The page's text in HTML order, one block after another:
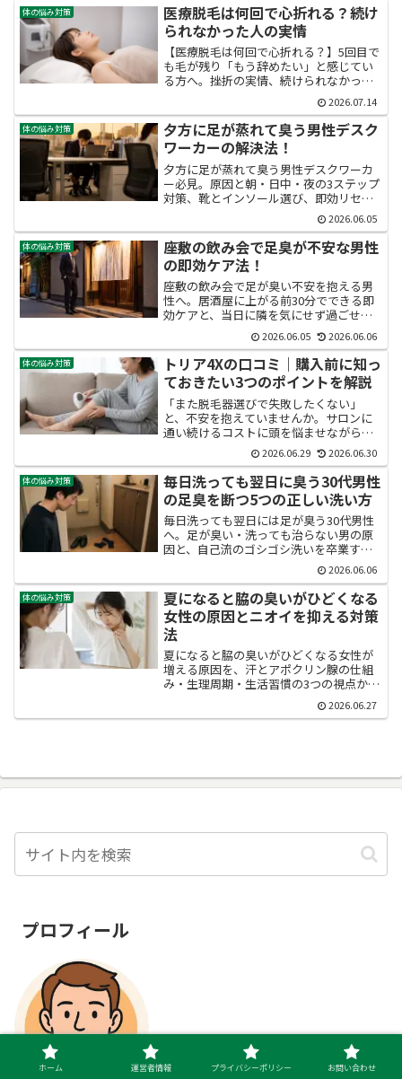
体の悩み対策
医療脱毛は何回で心折れる？続け
られなかった人の実情
【医療脱毛は何回で心折れる？】5回目で
も毛が残り「もう辞めたい」と感じてい
る方へ。挫折の実情、続けられなかった
人の本音、体質による効果差、辞める前
の見直し策までを解説。自分に合う続け
方が見つかる記事です。
2026.07.14
体の悩み対策
夕方に足が蒸れて臭う男性デスク
ワーカーの解決法！
夕方に足が蒸れて臭う男性デスクワーカ
ー必見。原因と朝・日中・夜の3ステップ
対策、靴とインソール選び、即効リセッ
ト術まで網羅。隣席にバレる前に今日か
ら始められる足蒸れ臭い解消法を、20代
後半男性会社員のリアルな悩みに寄り添
って徹底解説します。
2026.06.05
体の悩み対策
座敷の飲み会で足臭が不安な男性
の即効ケア法！
座敷の飲み会で足が臭い不安を抱える男
性へ。居酒屋に上がる前30分でできる即
効ケアと、当日に隣を気にせず過ごせる
実践テクニックを徹底解説。靴下選びや
日常習慣まで、足臭を根本から断つ方法
を網羅し、誘いを断らずに同僚との時間
を楽しむ自信を取り戻せます。
2026.06.05 2026.06.06
体の悩み対策
トリア4Xの口コミ｜購入前に知っ
ておきたい3つのポイントを解説
「また脱毛器選びで失敗したくない」
と、不安を抱えていませんか。サロンに
通い続けるコストに頭を悩ませながら、
市販の光美容器では効果を感じられなか
った経験があると、次の一台選びは慎重
になるものです。税込86,000円という決
して安くないトリア4...
2026.06.29 2026.06.30
体の悩み対策
毎日洗っても翌日に臭う30代男性
の足臭を断つ5つの正しい洗い方
毎日洗っても翌日には足が臭う30代男性
へ。足が臭い・洗っても治らない男の原
因と、自己流のゴシゴシ洗いを卒業する
正しい洗い方5ステップを徹底解説。指の
間・爪・角質の洗い残しを断ち、自信を
取り戻すための具体的なケア習慣と生活
見直し術もまとめました。
2026.06.06
体の悩み対策
夏になると脇の臭いがひどくなる
女性の原因とニオイを抑える対策
法
夏になると脇の臭いがひどくなる女性が
増える原因を、汗とアポクリン腺の仕組
み・生理周期・生活習慣の3つの視点から
わかりやすく解説。市販デオドラントで
物足りない方に向けた、根本から見直す
2026.06.27
プロフィール
ホーム 運営者情報 プライバシーポリシー お問い合わせ